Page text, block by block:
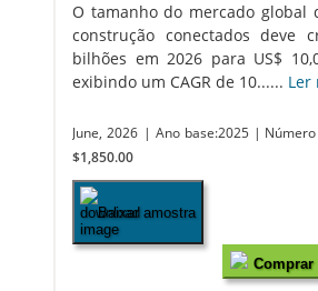
O tamanho do mercado global
construção conectados deve
bilhões em 2026 para US$
exibindo um CAGR de 10...... Ler
June, 2026 | Ano base:2025 |
$1,850.00
Baixar amostra
Comprar